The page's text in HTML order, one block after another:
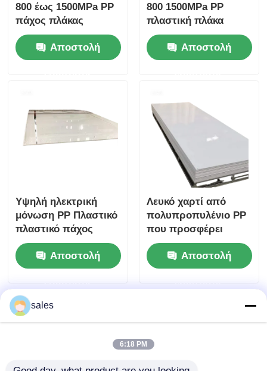
800 έως 1500MPa PP
πάχος πλάκας
πολυπροπυλενίου
Συνήθως κυμαίνεται
από 1 mm έως 20
Αποστολή
800 1500MPa PP
πλαστική πλάκα
φύλλο
πολυπροπυλενίου
ανθεκτικό στα οξέα
Αποστολή
Υψηλή ηλεκτρική
μόνωση PP Πλαστικό
πλαστικό πάχος
συνήθως κυμαίνεται
από 1 mm έως 20
mm Ιδανικό για
μηχανικές χρήσεις
Αποστολή
ερώτησης
Λευκό χαρτί από
πολυπροπυλένιο PP
που προσφέρει
εξαιρετική χημική
αντοχή Ανθεκτικό
στις επιπτώσεις και
Αποστολή
ερώτησης
sales
6:18 PM